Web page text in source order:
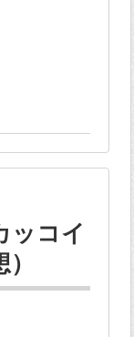
ッコイ